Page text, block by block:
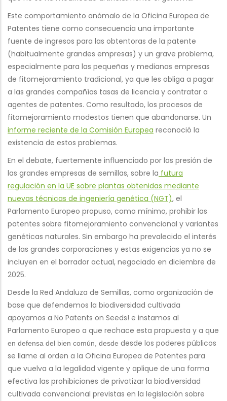
Este comportamiento anómalo de la Oficina Europea de
Patentes tiene como consecuencia una importante
fuente de ingresos para las obtentoras de la patente
(habitualmente grandes empresas) y un grave problema,
especialmente para las pequeñas y medianas empresas
de fitomejoramiento tradicional, ya que les obliga a pagar
a las grandes compañías tasas de licencia y contratar a
agentes de patentes. Como resultado, los procesos de
fitomejoramiento modestos tienen que abandonarse. Un
informe reciente de la Comisión Europea reconoció la
existencia de estos problemas.
En el debate, fuertemente influenciado por las presión de
las grandes empresas de semillas, sobre la futura
regulación en la UE sobre plantas obtenidas mediante
nuevas técnicas de ingeniería genética (NGT), el
Parlamento Europeo propuso, como mínimo, prohibir las
patentes sobre fitomejoramiento convencional y variantes
genéticas naturales. Sin embargo ha prevalecido el interés
de las grandes corporaciones y estas exigencias ya no se
incluyen en el borrador actual, negociado en diciembre de
2025.
Desde la Red Andaluza de Semillas, como organización de
base que defendemos la biodiversidad cultivada
apoyamos a No Patents on Seeds! e instamos al
Parlamento Europeo a que rechace esta propuesta y a que
en defensa del bien común, desde desde los poderes públicos
se llame al orden a la Oficina Europea de Patentes para
que vuelva a la legalidad vigente y aplique de una forma
efectiva las prohibiciones de privatizar la biodiversidad
cultivada convencional previstas en la legislación sobre